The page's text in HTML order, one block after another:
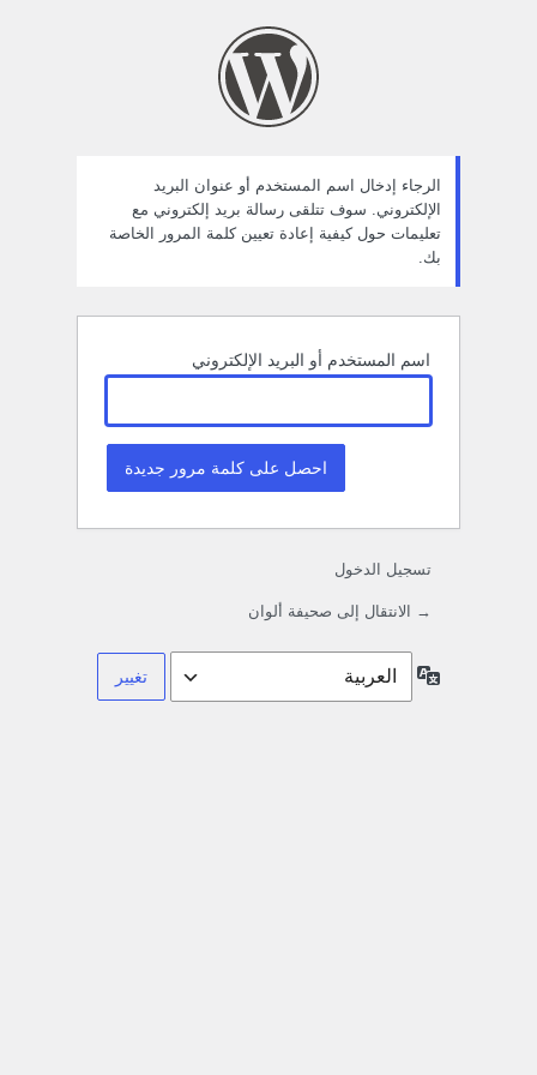
الرجاء إدخال اسم المستخدم أو عنوان البريد
الإلكتروني. سوف تتلقى رسالة بريد إلكتروني مع
تعليمات حول كيفية إعادة تعيين كلمة المرور الخاصة
بك.
اسم المستخدم أو البريد الإلكتروني
تسجيل الدخول
→ الانتقال إلى صحيفة ألوان
اللغة